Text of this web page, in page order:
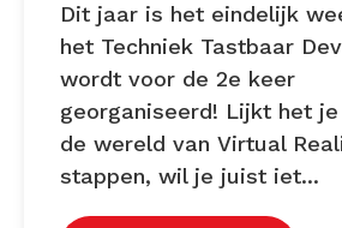
Dit jaar is het eindelijk
het Techniek Tastbaar
wordt voor de 2e keer
georganiseerd! Lijkt het
de wereld van Virtual
stappen, wil je juist iet...